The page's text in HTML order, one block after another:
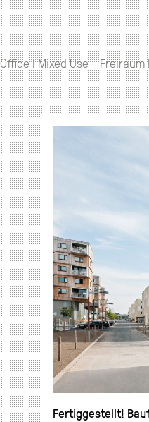
Office | Mixed Use
Fertiggestellt!